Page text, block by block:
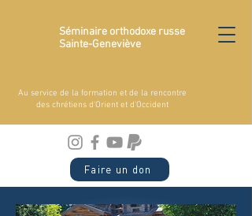
Séminaire orthodoxe russe
Sainte-Geneviève
Au service de la formation et de la rencontre
des chrétiens d'Orient et d'Occident
Faire un don